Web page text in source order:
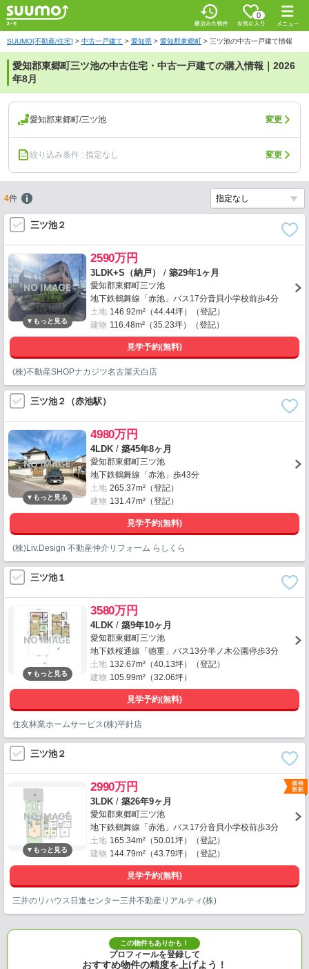
0
SUUMO[不動産/住宅] > 中古一戸建て > 愛知県 > 愛知郡東郷町 > 三ツ池の中古一戸建て情報
愛知郡東郷町三ツ池の中古住宅・中古一戸建ての購入情報｜2026
年8月
愛知郡東郷町/三ツ池 変更
絞り込み条件 : 指定なし 変更
4件
三ツ池２
2590万円
3LDK+S（納戸） / 築29年1ヶ月
愛知郡東郷町三ツ池
地下鉄鶴舞線「赤池」バス17分音貝小学校前歩4分
土地 146.92m²（44.44坪）（登記）
建物 116.48m²（35.23坪）（登記）
見学予約(無料)
(株)不動産SHOPナカジツ名古屋天白店
三ツ池２（赤池駅）
4980万円
4LDK / 築45年8ヶ月
愛知郡東郷町三ツ池
地下鉄鶴舞線「赤池」歩43分
土地 265.37m²（登記）
建物 131.47m²（登記）
見学予約(無料)
(株)Liv.Design 不動産仲介リフォーム らしくら
三ツ池１
3580万円
4LDK / 築9年10ヶ月
愛知郡東郷町三ツ池
地下鉄桜通線「徳重」バス13分半ノ木公園停歩3分
土地 132.67m²（40.13坪）（登記）
建物 105.99m²（32.06坪）
見学予約(無料)
住友林業ホームサービス(株)平針店
三ツ池２
2990万円
3LDK / 築26年9ヶ月
愛知郡東郷町三ツ池
地下鉄鶴舞線「赤池」バス17分音貝小学校前歩3分
土地 165.34m²（50.01坪）（登記）
建物 144.79m²（43.79坪）（登記）
見学予約(無料)
三井のリハウス日進センター三井不動産リアルティ(株)
この物件もありかも！
プロフィールを登録して
おすすめ物件の精度を上げよう！